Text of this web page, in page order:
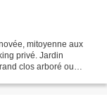
mitoyenne aux
privé. Jardin
clos arboré ou